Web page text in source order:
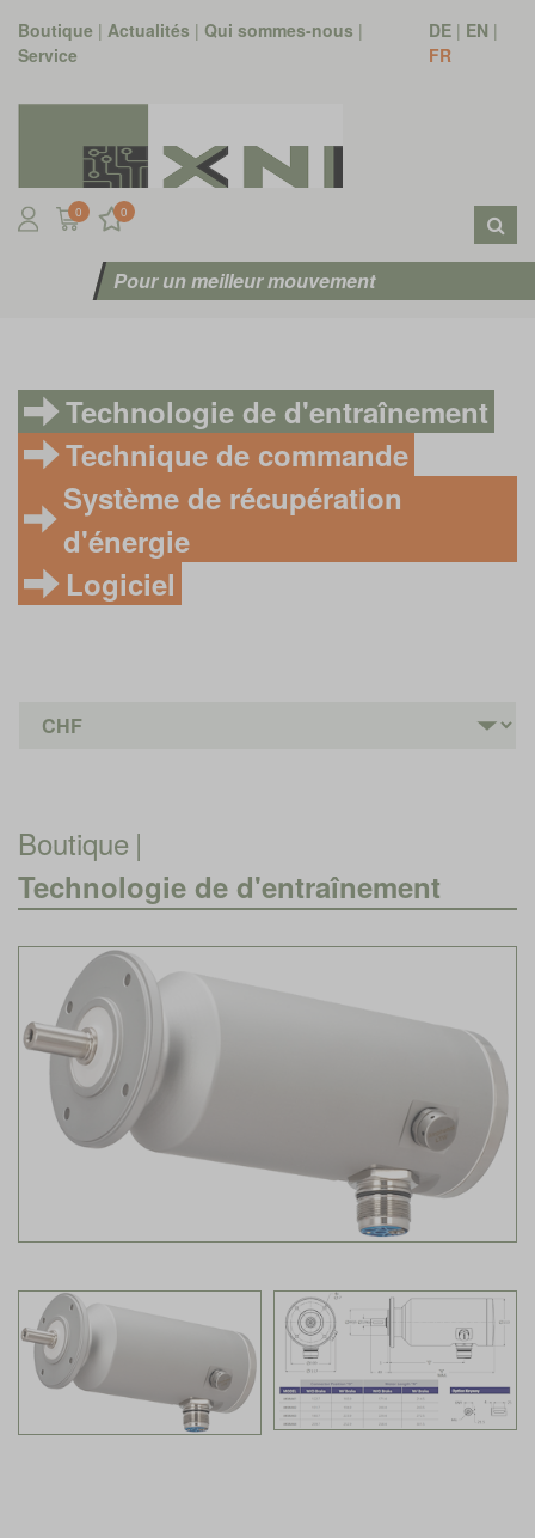
Boutique | Actualités | Qui sommes-nous |
Service
DE| EN |
FR
0 0
Pour un meilleur mouvement
Technologie de d'entraînement
Technique de commande
Système de récupération
d'énergie
Logiciel
Boutique |
Technologie de d'entraînement